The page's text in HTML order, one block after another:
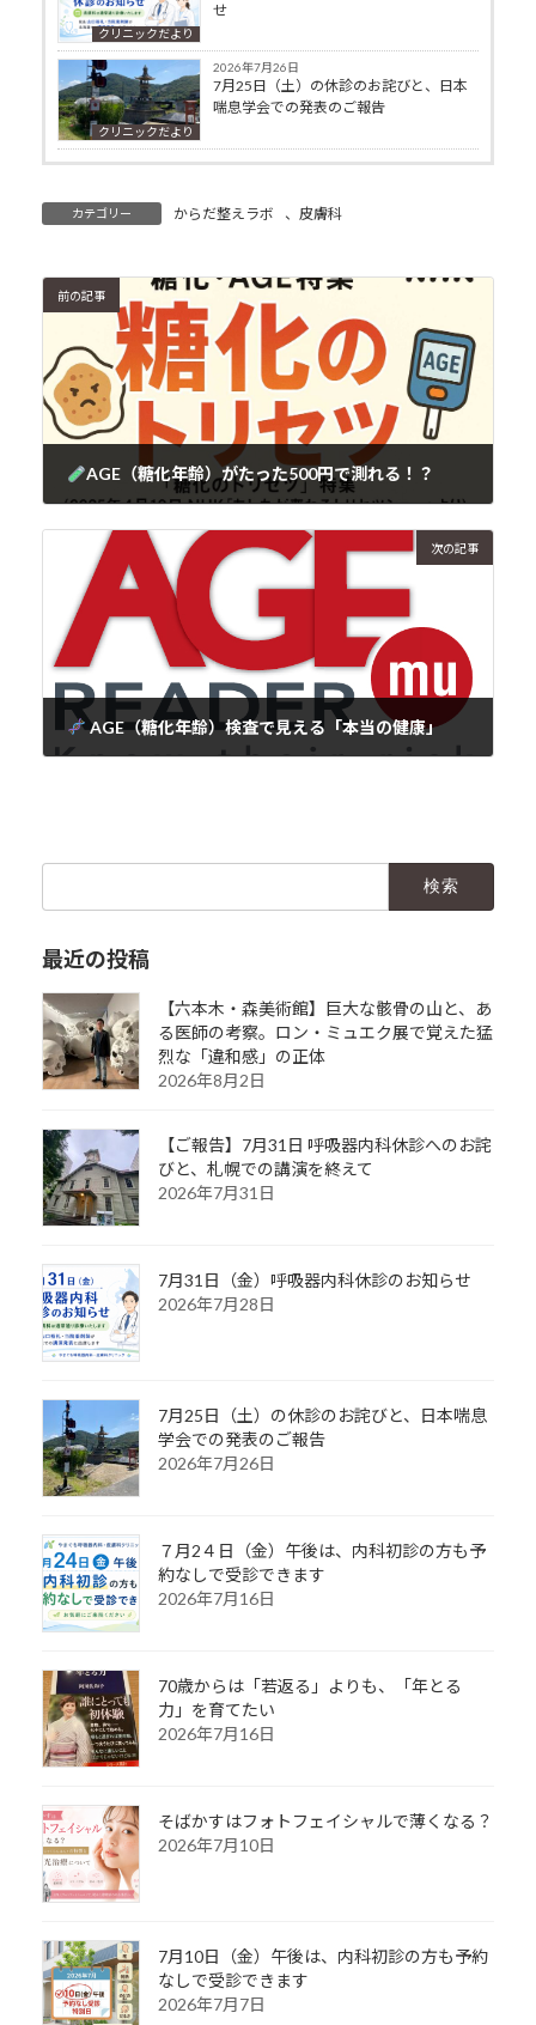
クリニックだより
せ
クリニックだより
2026年7月26日
7月25日（土）の休診のお詫びと、日本
喘息学会での発表のご報告
カテゴリー からだ整えラボ 、 皮膚科
前の記事
AGE（糖化年齢）がたった500円で測れる！？
次の記事
AGE（糖化年齢）検査で見える「本当の健康」
最近の投稿
【六本木・森美術館】巨大な骸骨の山と、あ
る医師の考察。ロン・ミュエク展で覚えた猛
烈な「違和感」の正体
2026年8月2日
【ご報告】7月31日 呼吸器内科休診へのお詫
びと、札幌での講演を終えて
2026年7月31日
7月31日（金）呼吸器内科休診のお知らせ
2026年7月28日
7月25日（土）の休診のお詫びと、日本喘息
学会での発表のご報告
2026年7月26日
７月2４日（金）午後は、内科初診の方も予
約なしで受診できます
2026年7月16日
70歳からは「若返る」よりも、「年とる
力」を育てたい
2026年7月16日
そばかすはフォトフェイシャルで薄くなる？
2026年7月10日
7月10日（金）午後は、内科初診の方も予約
なしで受診できます
2026年7月7日